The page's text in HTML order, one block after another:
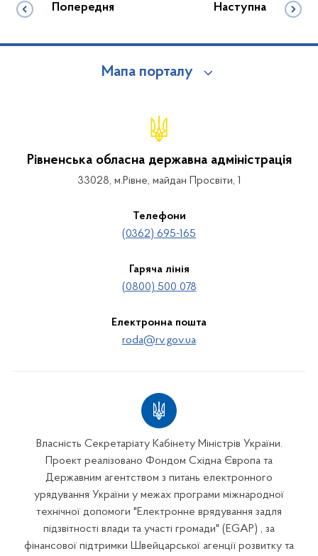
Попередня Наступна
Мапа порталу
Рівненська обласна державна адміністрація
33028, м.Рівне, майдан Просвіти, 1
Телефони
(0362) 695-165
Гаряча лінія
(0800) 500 078
Електронна пошта
roda@rv.gov.ua
Власність Секретаріату Кабінету Міністрів України.
Проект реалізовано Фондом Східна Європа та
Державним агентством з питань електронного
урядування України у межах програми міжнародної
технічної допомоги "Електронне врядування задля
підзвітності влади та участі громади" (EGAP) , за
фінансової підтримки Швейцарської агенції розвитку та